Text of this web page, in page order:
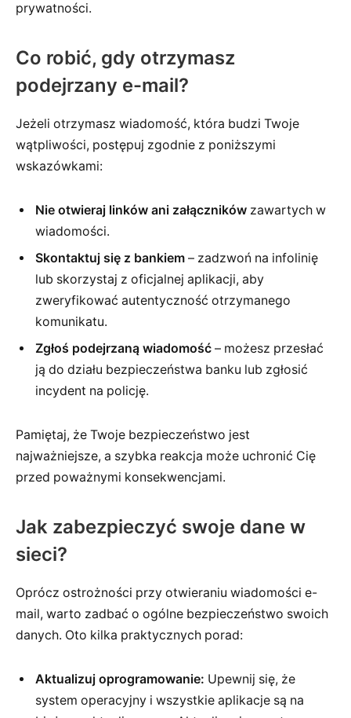
prywatności.
Co robić, gdy otrzymasz
podejrzany e-mail?
Jeżeli otrzymasz wiadomość, która budzi Twoje
wątpliwości, postępuj zgodnie z poniższymi
wskazówkami:
Nie otwieraj linków ani załączników zawartych w
wiadomości.
Skontaktuj się z bankiem – zadzwoń na infolinię
lub skorzystaj z oficjalnej aplikacji, aby
zweryfikować autentyczność otrzymanego
komunikatu.
Zgłoś podejrzaną wiadomość – możesz przesłać
ją do działu bezpieczeństwa banku lub zgłosić
incydent na policję.
Pamiętaj, że Twoje bezpieczeństwo jest
najważniejsze, a szybka reakcja może uchronić Cię
przed poważnymi konsekwencjami.
Jak zabezpieczyć swoje dane w
sieci?
Oprócz ostrożności przy otwieraniu wiadomości e-
mail, warto zadbać o ogólne bezpieczeństwo swoich
danych. Oto kilka praktycznych porad:
Aktualizuj oprogramowanie: Upewnij się, że
system operacyjny i wszystkie aplikacje są na